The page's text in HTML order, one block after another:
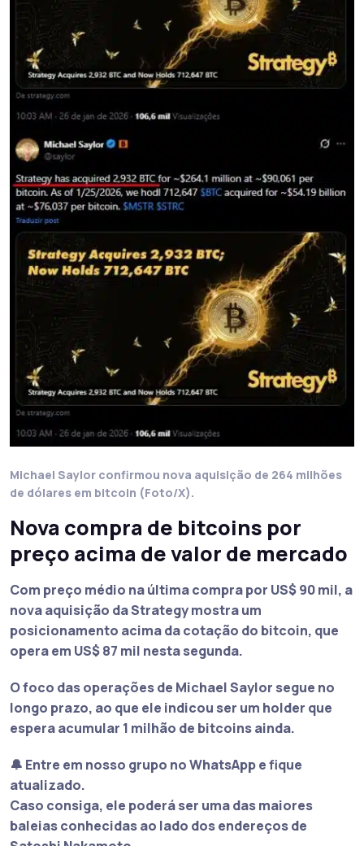
Michael Saylor confirmou nova aquisição de 264 milhões
de dólares em bitcoin (Foto/X).
Nova compra de bitcoins por
preço acima de valor de mercado
Com preço médio na última compra por US$ 90 mil, a
nova aquisição da Strategy mostra um
posicionamento acima da cotação do bitcoin, que
opera em US$ 87 mil nesta segunda.
O foco das operações de Michael Saylor segue no
longo prazo, ao que ele indicou ser um holder que
espera acumular 1 milhão de bitcoins ainda.
🔔 Entre em nosso grupo no WhatsApp e fique
atualizado.
Caso consiga, ele poderá ser uma das maiores
baleias conhecidas ao lado dos endereços de